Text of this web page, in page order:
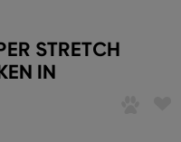
STRETCH
IN